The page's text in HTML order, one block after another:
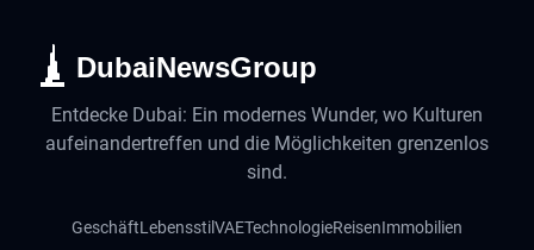
DubaiNewsGroup
Entdecke Dubai: Ein modernes Wunder, wo Kulturen
aufeinandertreffen und die Möglichkeiten grenzenlos
sind.
GeschäftLebensstilVAETechnologieReisenImmobilien